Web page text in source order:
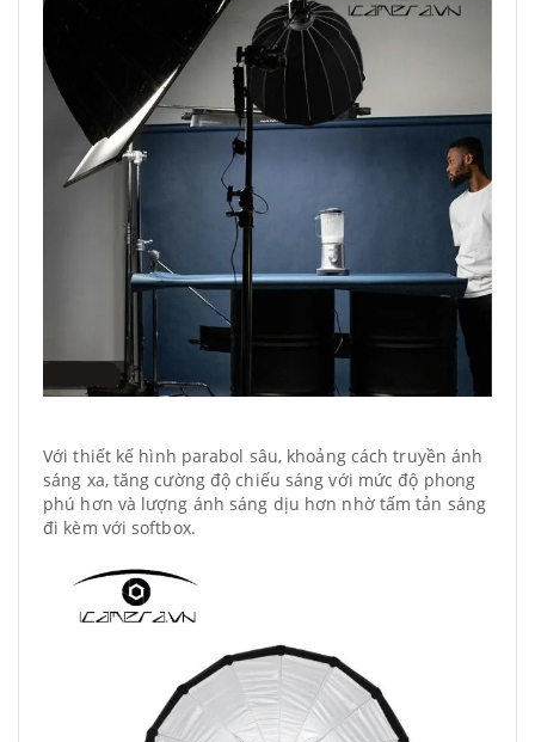
Với thiết kế hình parabol sâu, khoảng cách truyền ánh
sáng xa, tăng cường độ chiếu sáng với mức độ phong
phú hơn và lượng ánh sáng dịu hơn nhờ tấm tản sáng
đi kèm với softbox.